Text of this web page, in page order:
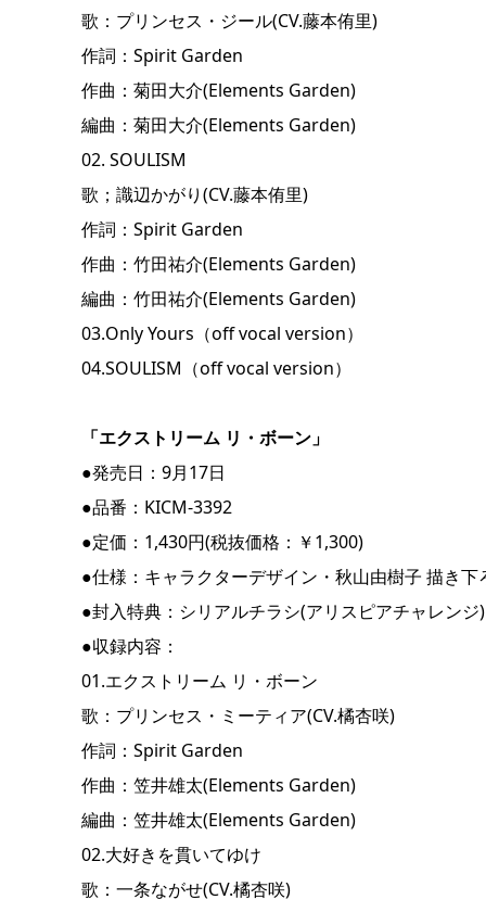
歌：プリンセス・ジール(CV.藤本侑里)
作詞：Spirit Garden
作曲：菊田大介(Elements Garden)
編曲：菊田大介(Elements Garden)
02. SOULISM
歌；識辺かがり(CV.藤本侑里)
作詞：Spirit Garden
作曲：⽵⽥祐介(Elements Garden)
編曲：⽵⽥祐介(Elements Garden)
03.Only Yours（off vocal version）
04.SOULISM（off vocal version）
「エクストリーム リ・ボーン」
●発売日：9月17日
●品番：KICM-3392
●定価：1,430円(税抜価格：￥1,300)
●仕様：キャラクターデザイン・秋山由樹子 描き下
●封入特典：シリアルチラシ(アリスピアチャレンジ)
●収録内容：
01.エクストリーム リ・ボーン
歌：プリンセス・ミーティア(CV.橘杏咲)
作詞：Spirit Garden
作曲：笠井雄太(Elements Garden)
編曲：笠井雄太(Elements Garden)
02.大好きを貫いてゆけ
歌：一条ながせ(CV.橘杏咲)